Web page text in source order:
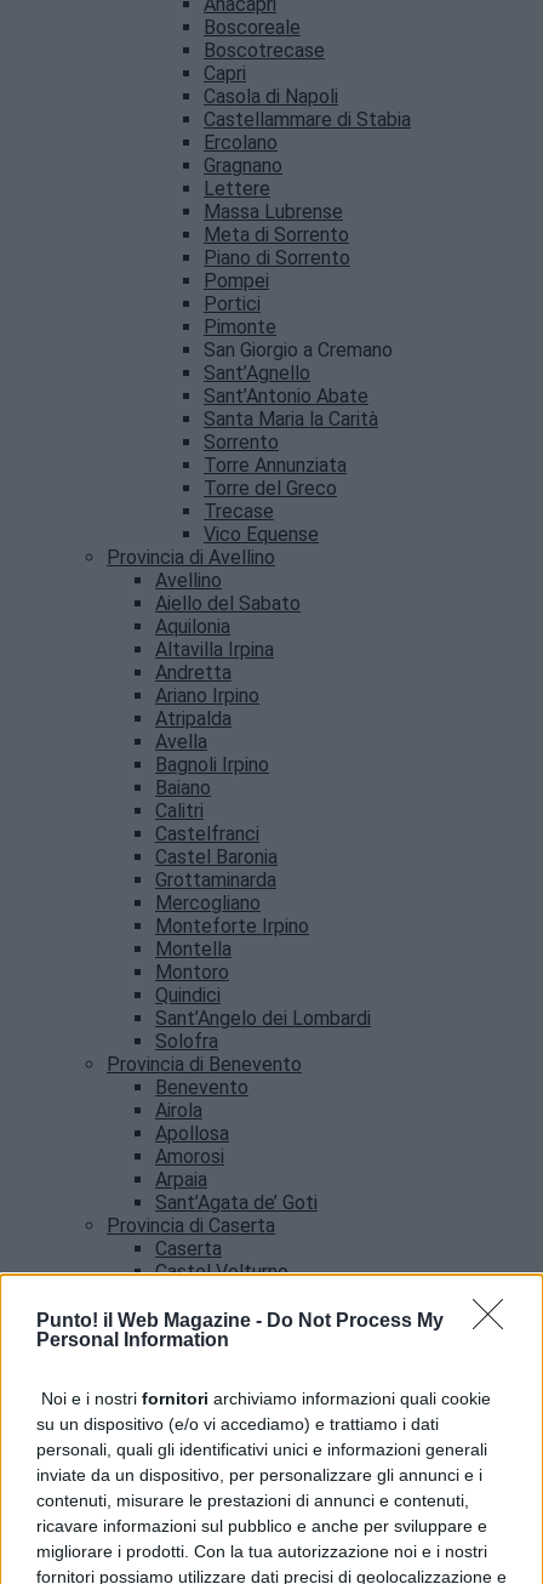
Punto! il Web Magazine - Do Not Process My
Personal Information
Noi e i nostri fornitori archiviamo informazioni quali cookie
su un dispositivo (e/o vi accediamo) e trattiamo i dati
personali, quali gli identificativi unici e informazioni generali
inviate da un dispositivo, per personalizzare gli annunci e i
contenuti, misurare le prestazioni di annunci e contenuti,
ricavare informazioni sul pubblico e anche per sviluppare e
migliorare i prodotti. Con la tua autorizzazione noi e i nostri
fornitori possiamo utilizzare dati precisi di geolocalizzazione e
Anacapri
Boscoreale
Boscotrecase
Capri
Casola di Napoli
Castellammare di Stabia
Ercolano
Gragnano
Lettere
Massa Lubrense
Meta di Sorrento
Piano di Sorrento
Pompei
Portici
Pimonte
San Giorgio a Cremano
Sant’Agnello
Sant’Antonio Abate
Santa Maria la Carità
Sorrento
Torre Annunziata
Torre del Greco
Trecase
Vico Equense
Provincia di Avellino
Avellino
Aiello del Sabato
Aquilonia
Altavilla Irpina
Andretta
Ariano Irpino
Atripalda
Avella
Bagnoli Irpino
Baiano
Calitri
Castelfranci
Castel Baronia
Grottaminarda
Mercogliano
Monteforte Irpino
Montella
Montoro
Quindici
Sant’Angelo dei Lombardi
Solofra
Provincia di Benevento
Benevento
Airola
Apollosa
Amorosi
Arpaia
Sant’Agata de’ Goti
Provincia di Caserta
Caserta
Castel Volturno
Provincia di Salerno
Salerno
Amalfi
Angri
Castellabate
News